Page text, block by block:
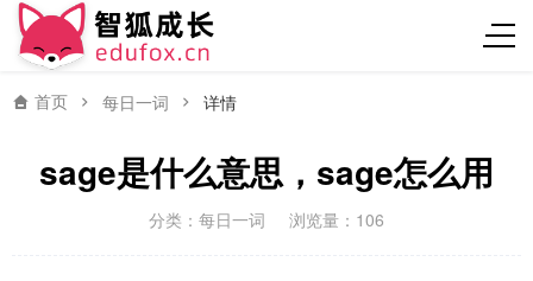
首页 每日一词 详情
sage是什么意思，sage怎么用
分类： 每日一词 浏览量：106